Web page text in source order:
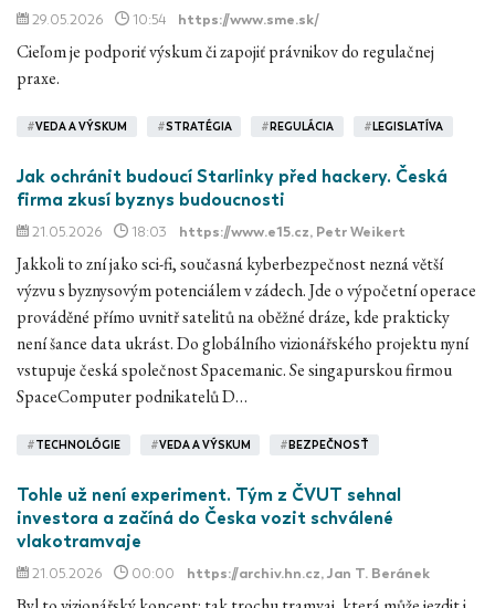
29.05.2026 10:54 https://www.sme.sk/
Cieľom je podporiť výskum či zapojiť právnikov do regulačnej
praxe.
#VEDA A VÝSKUM #STRATÉGIA # REGULÁCIA # LEGISLATÍVA
Jak ochránit budoucí Starlinky před hackery. Česká
firma zkusí byznys budoucnosti
21.05.2026 18:03 https://www.e15.cz, Petr Weikert
Jakkoli to zní jako sci-fi, současná kyberbezpečnost nezná větší
výzvu s byznysovým potenciálem v zádech. Jde o výpočetní operace
prováděné přímo uvnitř satelitů na oběžné dráze, kde prakticky
není šance data ukrást. Do globálního vizionářského projektu nyní
vstupuje česká společnost Spacemanic. Se singapurskou firmou
SpaceComputer podnikatelů D…
#TECHNOLÓGIE #VEDA A VÝSKUM # BEZPEČNOSŤ
Tohle už není experiment. Tým z ČVUT sehnal
investora a začíná do Česka vozit schválené
vlakotramvaje
21.05.2026 00:00 https://archiv.hn.cz, Jan T. Beránek